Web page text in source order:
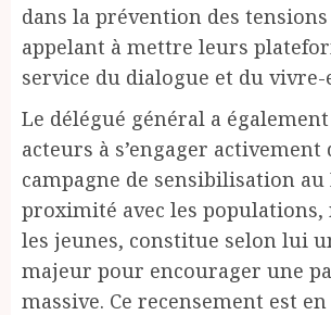
dans la prévention des tensions
appelant à mettre leurs
service du dialogue et du vivre-
Le délégué général a
acteurs à s’engager activement
campagne de sensibilisation au
proximité avec les
les jeunes, constitue selon lui
majeur pour encourager une
massive. Ce recensement est